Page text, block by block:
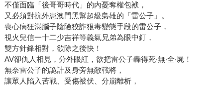
不僅面臨「後哥哥時代」的內憂奪權包袱，
又必須對抗外患澳門黑幫超級梟雄的「雷公子」。
喪心病狂滿腦子陰險狡詐狠毒變態手段的雷公子，
視火兒信一十二少吉祥等義氣兄弟為眼中釘，
雙方針鋒相對，欲除之後快！
AV卻仇人相見，分外眼紅，欲把雷公子轟得死‧無‧全‧屍！
無奈雷公子的詭計及身旁無敵戰將，
讓眾人陷入苦戰、受傷被伏、分崩離析，